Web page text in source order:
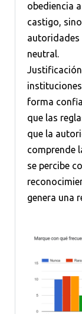
obediencia
castigo,
autoridades
neutral.
forma
que las
que la
comprende
se percibe
genera una